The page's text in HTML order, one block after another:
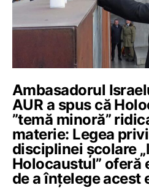
Ambasadorul
AUR a spus că
”temă minoră”
materie: Legea
disciplinei şcolare
Holocaustul” oferă
de a înțelege acest